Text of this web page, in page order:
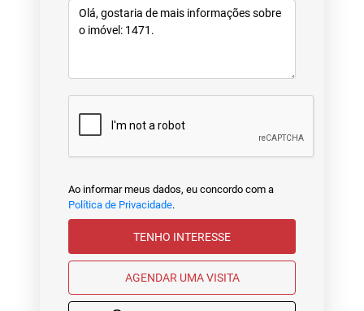
Ao informar meus dados, eu concordo com a
Política de Privacidade.
TENHO INTERESSE
AGENDAR UMA VISITA